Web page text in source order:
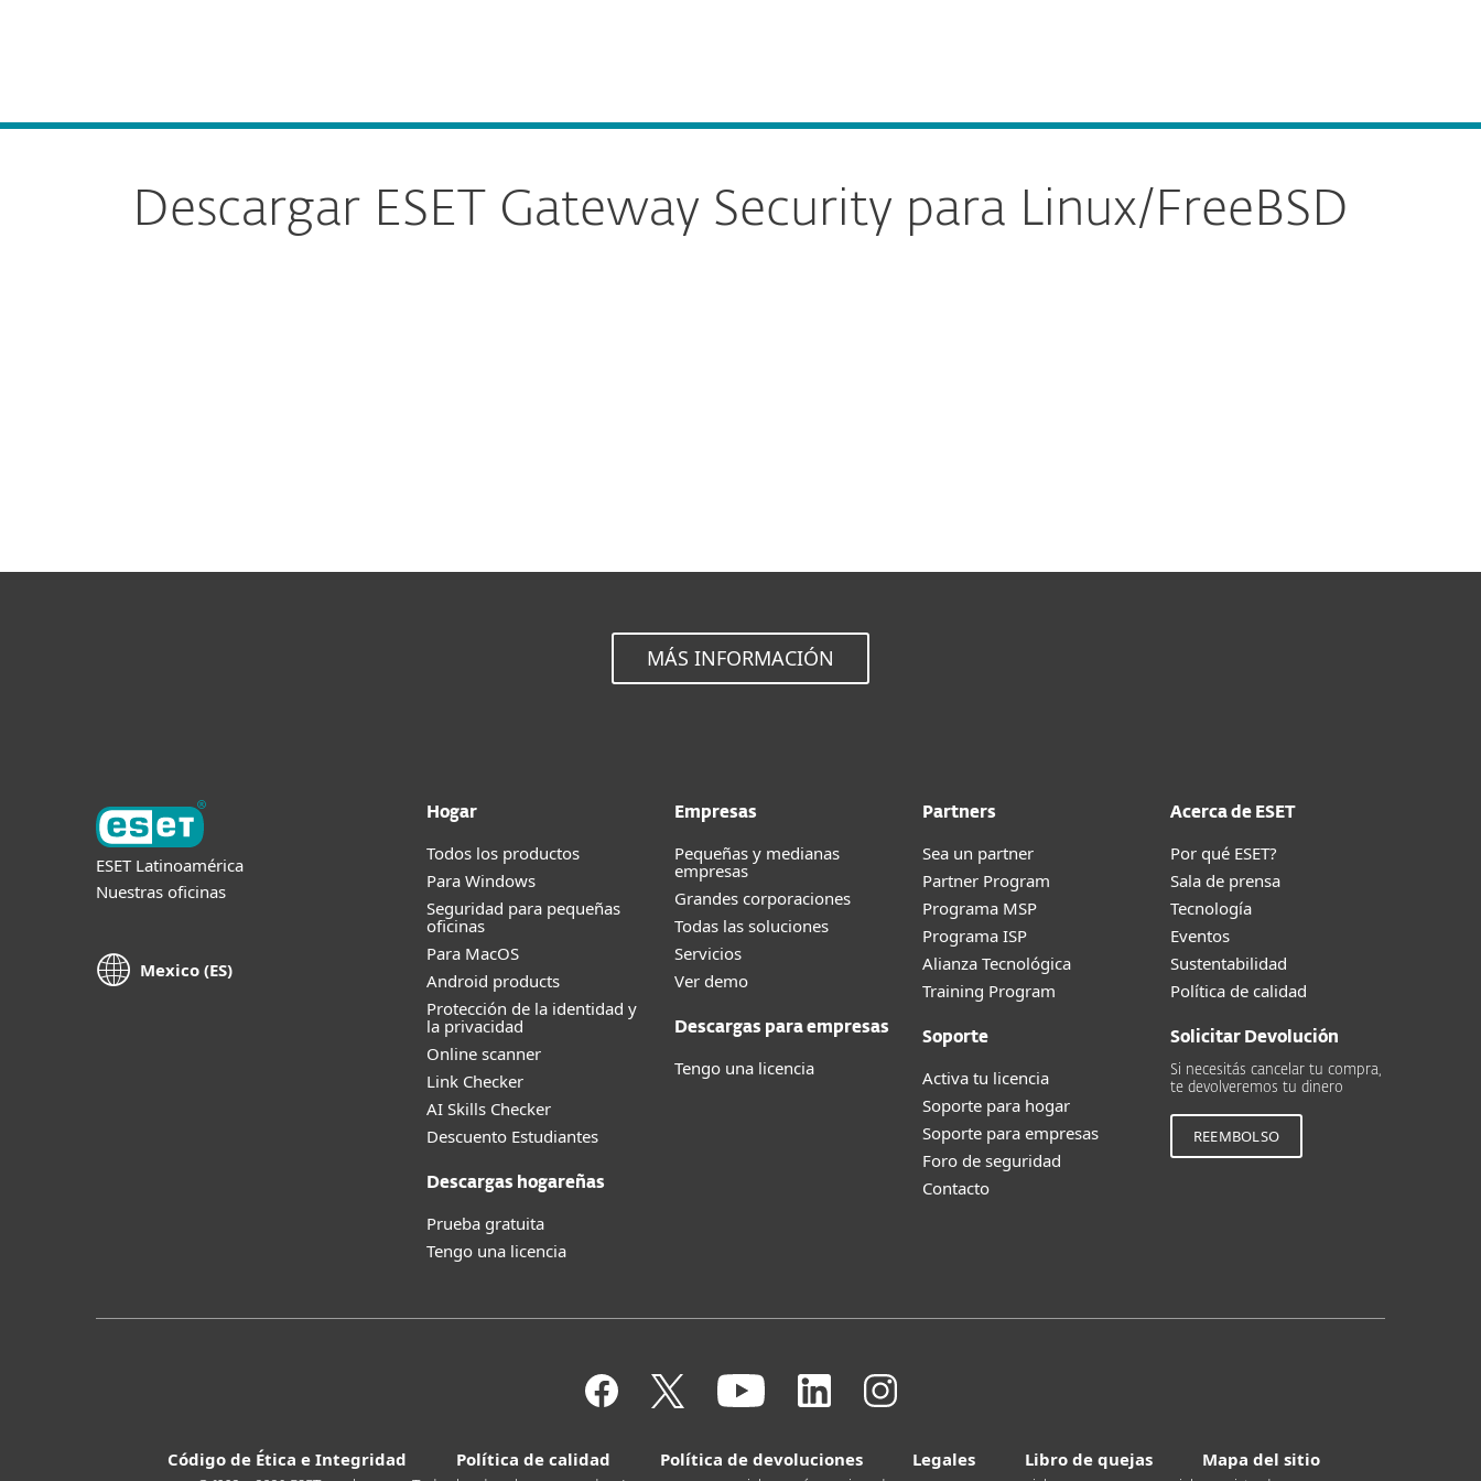
Descargar ESET Gateway Security para Linux/FreeBSD
MÁS INFORMACIÓN
ESET Latinoamérica
Nuestras oficinas
Mexico (ES)
Hogar
Todos los productos
Para Windows
Seguridad para pequeñas
oficinas
Para MacOS
Android products
Protección de la identidad y
la privacidad
Online scanner
Link Checker
AI Skills Checker
Descuento Estudiantes
Descargas hogareñas
Prueba gratuita
Tengo una licencia
Empresas
Pequeñas y medianas
empresas
Grandes corporaciones
Todas las soluciones
Servicios
Ver demo
Descargas para empresas
Tengo una licencia
Partners
Sea un partner
Partner Program
Programa MSP
Programa ISP
Alianza Tecnológica
Training Program
Soporte
Activa tu licencia
Soporte para hogar
Soporte para empresas
Foro de seguridad
Contacto
Acerca de ESET
Por qué ESET?
Sala de prensa
Tecnología
Eventos
Sustentabilidad
Política de calidad
Solicitar Devolución
Si necesitás cancelar tu compra,
te devolveremos tu dinero
REEMBOLSO
Código de Ética e Integridad Política de calidad Política de devoluciones Legales Libro de quejas Mapa del sitio